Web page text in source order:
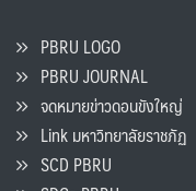
PBRU LOGO
PBRU JOURNAL
จดหมายข่าวดอนขังใหญ่
Link มหาวิทยาลัยราชภัฏ
SCD PBRU